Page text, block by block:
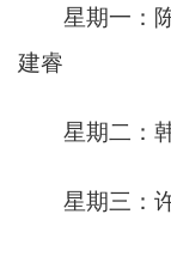
星期一：
建睿
星期二：
星期三：